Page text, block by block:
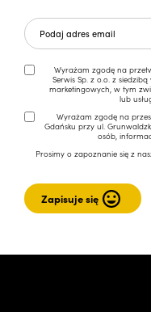
Wyrażam zgodę na
Serwis Sp. z o.o. z
marketingowych, w tym
lub
Wyrażam zgodę na
Gdańsku przy ul.
osób,
Prosimy o zapoznanie się z